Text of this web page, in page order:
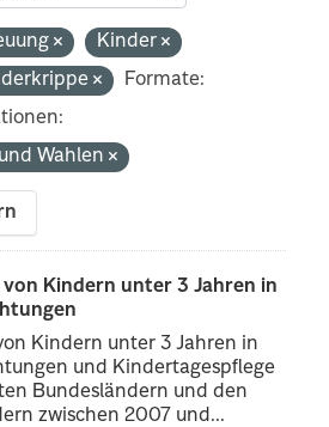
Kinder
Formate:
Wahlen
Kindern unter 3 Jahren in
Kindern unter 3 Jahren in
und Kindertagespflege
Bundesländern und den
zwischen 2007 und...